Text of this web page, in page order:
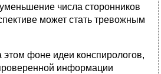
числа сторонников
может стать тревожным
этом фоне идеи конспирологов,
информации